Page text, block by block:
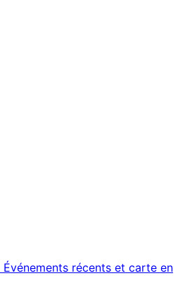
Événements récents et carte en